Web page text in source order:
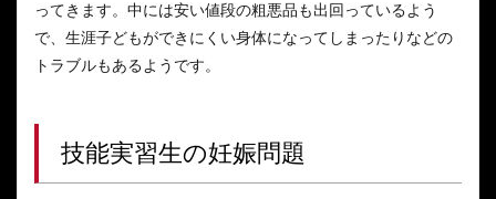
ってきます。中には安い値段の粗悪品も出回っているよう
で、生涯子どもができにくい身体になってしまったりなどの
トラブルもあるようです。
技能実習生の妊娠問題